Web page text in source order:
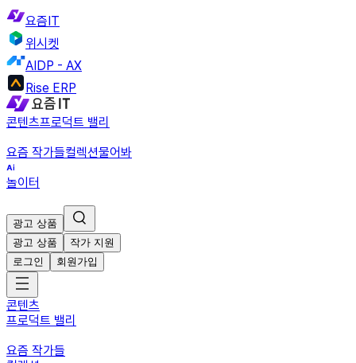
요즘IT
위시켓
AIDP - AX
Rise ERP
콘텐츠프로덕트 밸리
요즘 작가들컬렉션물어봐
놀이터
광고 상품
광고 상품
작가 지원
로그인
회원가입
콘텐츠
프로덕트 밸리
요즘 작가들